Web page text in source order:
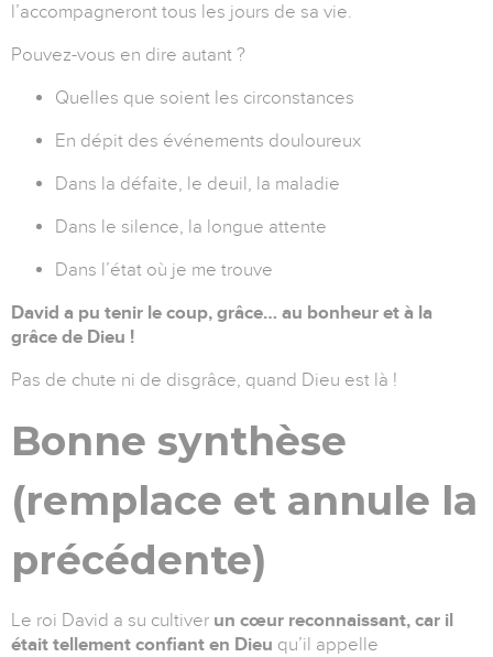
l’accompagneront tous les jours de sa vie.
Pouvez-vous en dire autant ?
Quelles que soient les circonstances
En dépit des événements douloureux
Dans la défaite, le deuil, la maladie
Dans le silence, la longue attente
Dans l’état où je me trouve
David a pu tenir le coup, grâce… au bonheur et à la
grâce de Dieu !
Pas de chute ni de disgrâce, quand Dieu est là !
Bonne synthèse
(remplace et annule la
précédente)
Le roi David a su cultiver un cœur reconnaissant, car il
était tellement confiant en Dieu qu’il appelle